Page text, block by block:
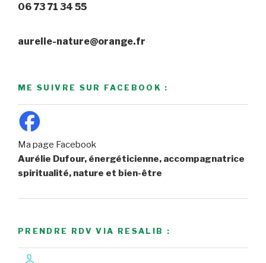
06 73 71 34 55
aurelie-nature@orange.fr
ME SUIVRE SUR FACEBOOK :
Ma page Facebook
Aurélie Dufour, énergéticienne, accompagnatrice
spiritualité, nature et bien-être
PRENDRE RDV VIA RESALIB :